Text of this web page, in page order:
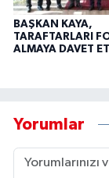
BAŞKAN KAYA,
TARAFTARLARI
ALMAYA DAVET
Yorumlar